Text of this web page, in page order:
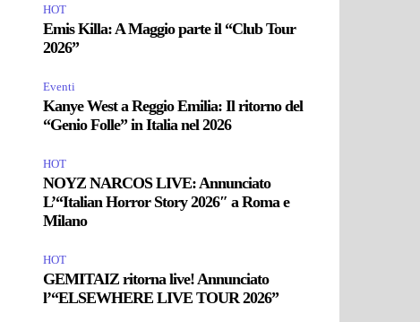
HOT
Emis Killa: A Maggio parte il “Club Tour
2026”
Eventi
Kanye West a Reggio Emilia: Il ritorno del
“Genio Folle” in Italia nel 2026
HOT
NOYZ NARCOS LIVE: Annunciato
L’“Italian Horror Story 2026″ a Roma e
Milano
HOT
GEMITAIZ ritorna live! Annunciato
l’“ELSEWHERE LIVE TOUR 2026”